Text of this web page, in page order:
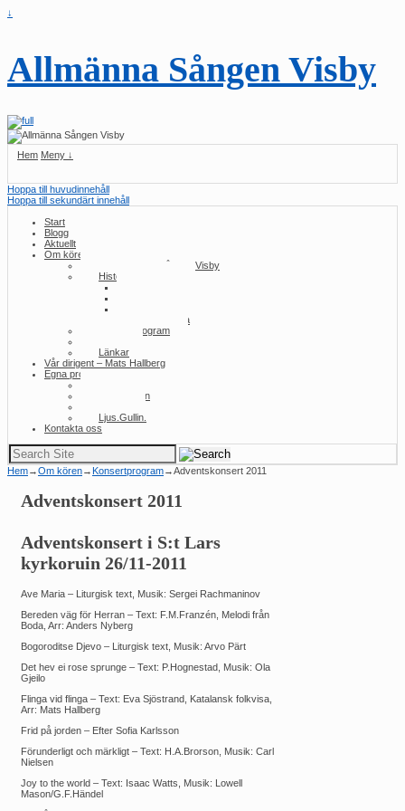
↓
Allmänna Sången Visby
Hem Meny ↓
Hoppa till huvudinnehåll
Hoppa till sekundärt innehåll
Start
Blogg
Aktuellt
Om kören
Om Allmänna Sången Visby
Historia/konserter
Tidig historia
Konsertprogram
Länkar
Vår dirigent – Mats Hallberg
Egna produktioner
Utlottningen
Ljus.Gullin.
Kontakta oss
Sök
efter:
Hem→Om kören→Konsertprogram→Adventskonsert 2011
Adventskonsert 2011
Adventskonsert i S:t Lars
kyrkoruin 26/11-2011
Ave Maria – Liturgisk text, Musik: Sergei Rachmaninov
Bereden väg för Herran – Text: F.M.Franzén, Melodi från
Boda, Arr: Anders Nyberg
Bogoroditse Djevo – Liturgisk text, Musik: Arvo Pärt
Det hev ei rose sprunge – Text: P.Hognestad, Musik: Ola
Gjeilo
Flinga vid flinga – Text: Eva Sjöstrand, Katalansk folkvisa,
Arr: Mats Hallberg
Frid på jorden – Efter Sofia Karlsson
Förunderligt och märkligt – Text: H.A.Brorson, Musik: Carl
Nielsen
Joy to the world – Text: Isaac Watts, Musik: Lowell
Mason/G.F.Händel